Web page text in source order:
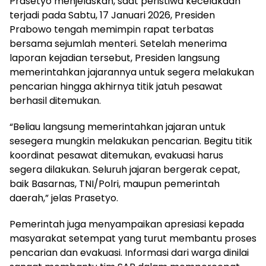
terjadi pada Sabtu, 17 Januari 2026, Presiden
Prabowo tengah memimpin rapat terbatas
bersama sejumlah menteri. Setelah menerima
laporan kejadian tersebut, Presiden langsung
memerintahkan jajarannya untuk segera melakukan
pencarian hingga akhirnya titik jatuh pesawat
berhasil ditemukan.
“Beliau langsung memerintahkan jajaran untuk
sesegera mungkin melakukan pencarian. Begitu titik
koordinat pesawat ditemukan, evakuasi harus
segera dilakukan. Seluruh jajaran bergerak cepat,
baik Basarnas, TNI/Polri, maupun pemerintah
daerah,” jelas Prasetyo.
Pemerintah juga menyampaikan apresiasi kepada
masyarakat setempat yang turut membantu proses
pencarian dan evakuasi. Informasi dari warga dinilai